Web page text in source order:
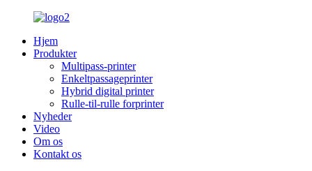
Hjem
Produkter
Multipass-printer
Enkeltpassageprinter
Hybrid digital printer
Rulle-til-rulle forprinter
Nyheder
Video
Om os
Kontakt os